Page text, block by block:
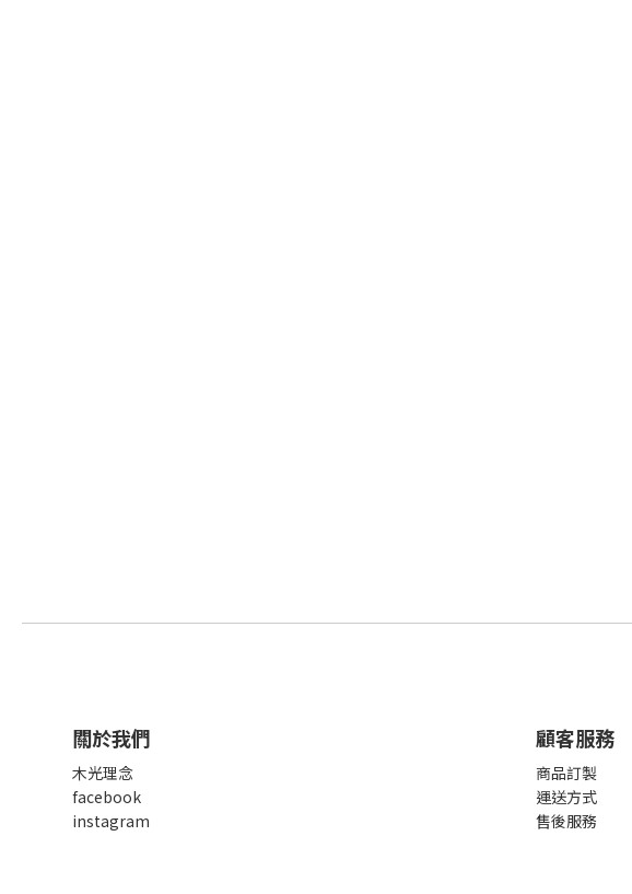
關於我們
木光理念
facebook
instagram
顧客服務
商品訂製
運送方式
售後服務